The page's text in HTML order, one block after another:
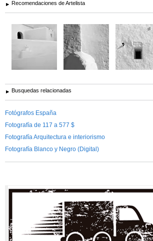
Recomendaciones de Artelista
Busquedas relacionadas
Fotógrafos España
Fotografía de 117 a 577 $
Fotografía Arquitectura e interiorismo
Fotografía Blanco y Negro (Digital)